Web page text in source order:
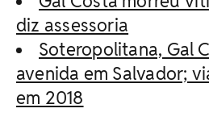
diz assessoria
Soteropolitana, Gal
avenida em Salvador;
em 2018